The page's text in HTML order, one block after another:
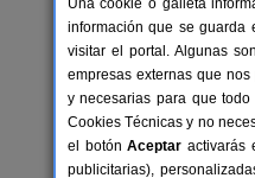
Complejo Rural
Válor
Una cookie o galleta
información que se guarda
visitar el portal. Algunas
empresas externas que
y necesarias para que
Cookies Técnicas y no
el botónAceptar activarás
publicitarias),